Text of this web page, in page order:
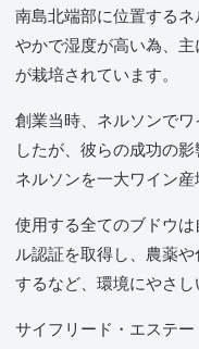
南島北端部に位置する
やかで湿度が高い為、
が栽培されています。
創業当時、ネルソンで
したが、彼らの成功の
ネルソンを一大ワイン産
使用する全てのブドウ
ル認証を取得し、農薬
するなど、環境にやさし
サイフリード・エステ